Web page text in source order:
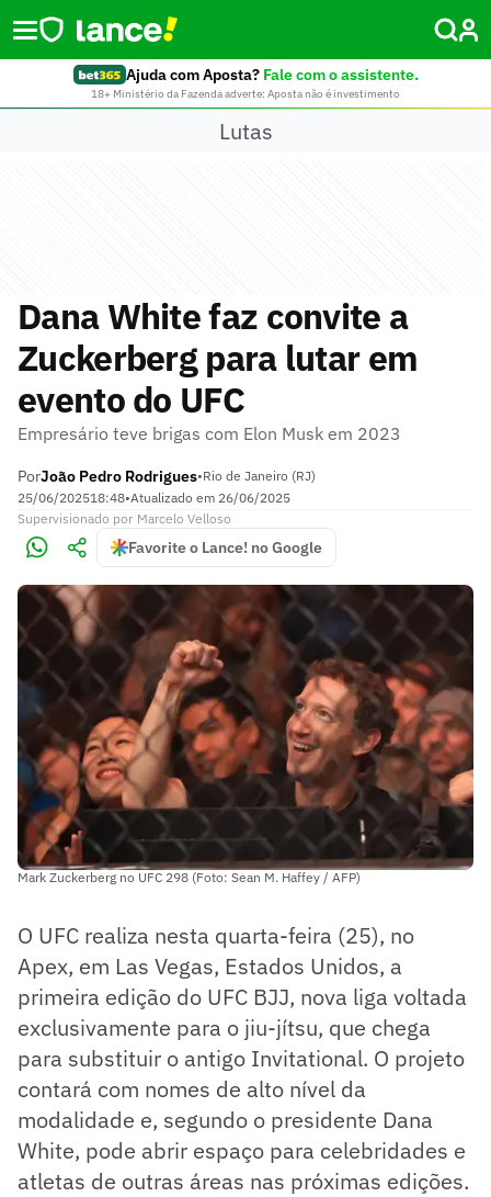
Ajuda com Aposta? Fale com o assistente.
18+ Ministério da Fazenda adverte: Aposta não é investimento
Lutas
Dana White faz convite a
Zuckerberg para lutar em
evento do UFC
Empresário teve brigas com Elon Musk em 2023
PorJoão Pedro Rodrigues•Rio de Janeiro (RJ)
25/06/202518:48•Atualizado em 26/06/2025
Supervisionado por Marcelo Velloso
Favorite o Lance! no Google
Mark Zuckerberg no UFC 298 (Foto: Sean M. Haffey / AFP)
O UFC realiza nesta quarta-feira (25), no
Apex, em Las Vegas, Estados Unidos, a
primeira edição do UFC BJJ, nova liga voltada
exclusivamente para o jiu-jítsu, que chega
para substituir o antigo Invitational. O projeto
contará com nomes de alto nível da
modalidade e, segundo o presidente Dana
White, pode abrir espaço para celebridades e
atletas de outras áreas nas próximas edições.